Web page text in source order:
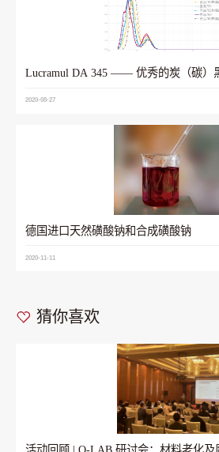
Lucramul DA 345 —— 优秀的炭（碳）
2020-08-27
德国进口天然磺酸钠和合成磺酸钠
2020-11-11
猜你喜欢
活动回顾 | Q-LAB 研讨会：材料老化